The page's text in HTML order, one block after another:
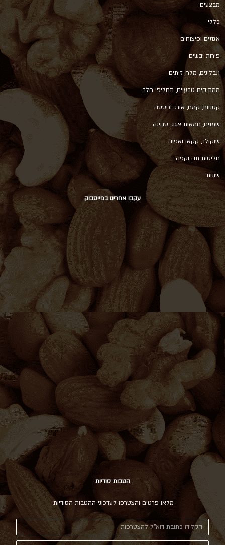
מבצעים
כללי
אגוזים ופיצוחים
פירות יבשים
תבלינים, מלח, זיתים
ממתיקים טבעיים, תחליפי חלב
קטניות, קמח, אורז ופסטה
שמנים, חמאות אגוז, טחינה
שוקולד, קקאו ואפיה
חליטות תה וקפה
שונות
עקבו אחרינו בפייסבוק
הטבות סודיות
מלאו פרטים והצטרפו לעדכוני ההטבות הסודיות